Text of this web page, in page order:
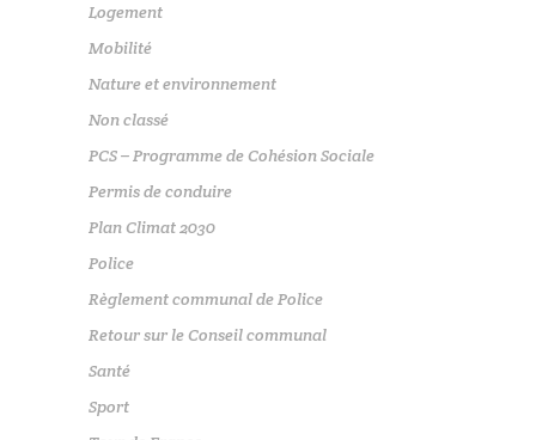
Logement
Mobilité
Nature et environnement
Non classé
PCS – Programme de Cohésion Sociale
Permis de conduire
Plan Climat 2030
Police
Règlement communal de Police
Retour sur le Conseil communal
Santé
Sport